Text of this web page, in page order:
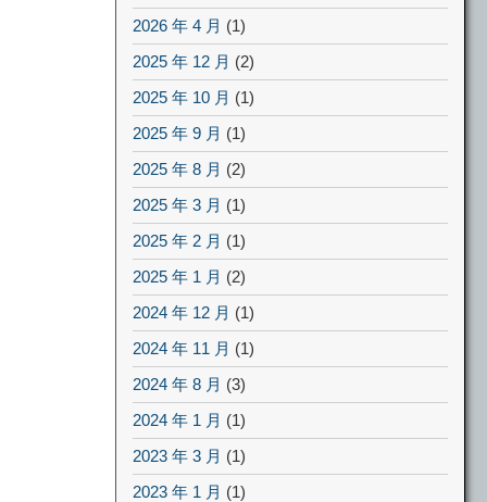
2026 年 4 月 (1)
2025 年 12 月 (2)
2025 年 10 月 (1)
2025 年 9 月 (1)
2025 年 8 月 (2)
2025 年 3 月 (1)
2025 年 2 月 (1)
2025 年 1 月 (2)
2024 年 12 月 (1)
2024 年 11 月 (1)
2024 年 8 月 (3)
2024 年 1 月 (1)
2023 年 3 月 (1)
2023 年 1 月 (1)